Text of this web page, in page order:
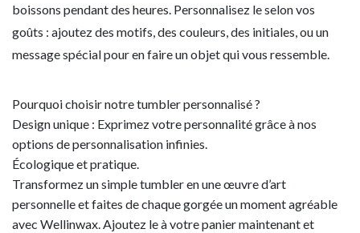
boissons pendant des heures. Personnalisez le selon vos
goûts : ajoutez des motifs, des couleurs, des initiales, ou un
message spécial pour en faire un objet qui vous ressemble.
Pourquoi choisir notre tumbler personnalisé ?
Design unique : Exprimez votre personnalité grâce à nos
options de personnalisation infinies.
Écologique et pratique.
Transformez un simple tumbler en une œuvre d’art
personnelle et faites de chaque gorgée un moment agréable
avec Wellinwax. Ajoutez le à votre panier maintenant et